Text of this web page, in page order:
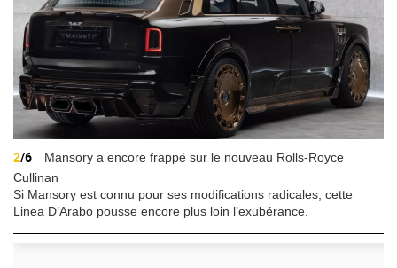
2/6
Mansory a encore frappé sur le nouveau Rolls-Royce
Cullinan
Si Mansory est connu pour ses modifications radicales, cette
Linea D’Arabo pousse encore plus loin l’exubérance.